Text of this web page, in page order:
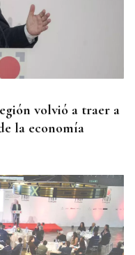
volvió a traer a
la economía